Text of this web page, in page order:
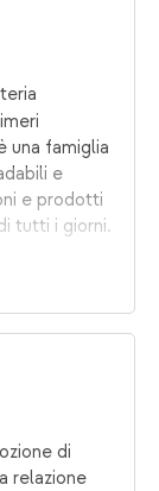
una famiglia
e
e prodotti
tutti i giorni.
di
relazione